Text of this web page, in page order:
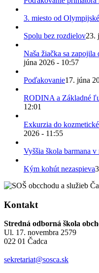
3. miesto od
Spolu bez rozdielov23.
Naša žiačka sa
júna 2026 - 10:57
Poďakovanie17. júna
RODINA a Základné
12:01
Exkurzia do
2026 - 11:55
Vyššia škola barmana v
Kým kohút nezaspieva
Kontakt
Stredná odborná škola
Ul. 17. novembra 2579
022 01 Čadca
sekretariat@sosca.sk